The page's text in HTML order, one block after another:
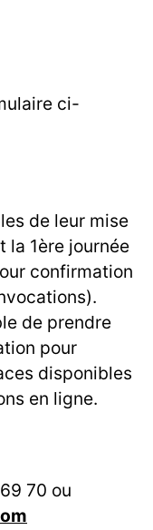
ci-
de leur mise
la 1ère journée
confirmation
de prendre
pour
disponibles
en ligne.
70 ou